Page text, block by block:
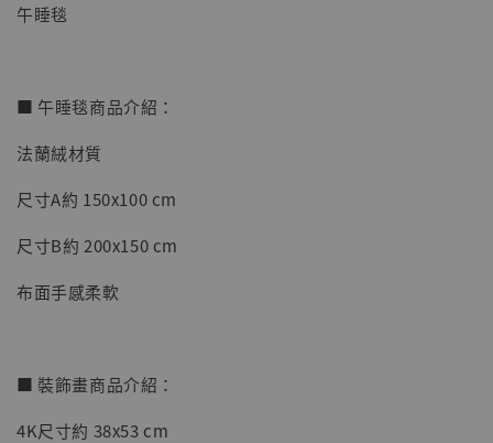
NT$ 5,580
午睡毯
■ 午睡毯商品介紹：
法蘭絨材質
尺寸A約 150x100 cm
尺寸B約 200x150 cm
布面手感柔軟
■ 裝飾畫商品介紹：
4K尺寸約 38x53 cm